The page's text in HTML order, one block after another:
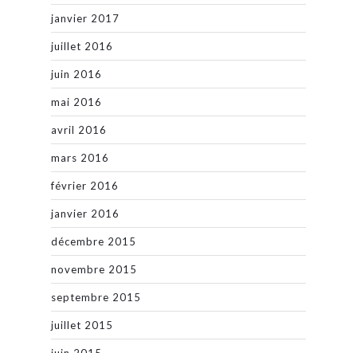
janvier 2017
juillet 2016
juin 2016
mai 2016
avril 2016
mars 2016
février 2016
janvier 2016
décembre 2015
novembre 2015
septembre 2015
juillet 2015